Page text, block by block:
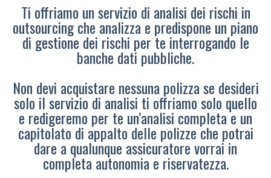
Ti offriamo un servizio di analisi dei rischi in
outsourcing che analizza e predispone un piano
di gestione dei rischi per te interrogando le
banche dati pubbliche.
Non devi acquistare nessuna polizza se desideri
solo il servizio di analisi ti offriamo solo quello
e redigeremo per te un’analisi completa e un
capitolato di appalto delle polizze che potrai
dare a qualunque assicuratore vorrai in
completa autonomia e riservatezza.